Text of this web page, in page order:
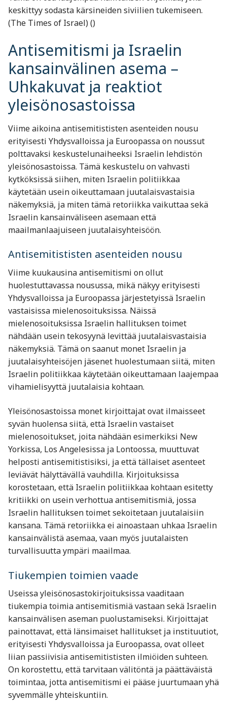
keskittyy sodasta kärsineiden siviilien tukemiseen.
(The Times of Israel) ()
Antisemitismi ja Israelin
kansainvälinen asema –
Uhkakuvat ja reaktiot
yleisönosastoissa
Viime aikoina antisemitististen asenteiden nousu
erityisesti Yhdysvalloissa ja Euroopassa on noussut
polttavaksi keskustelunaiheeksi Israelin lehdistön
yleisönosastoissa. Tämä keskustelu on vahvasti
kytköksissä siihen, miten Israelin politiikkaa
käytetään usein oikeuttamaan juutalaisvastaisia
näkemyksiä, ja miten tämä retoriikka vaikuttaa sekä
Israelin kansainväliseen asemaan että
maailmanlaajuiseen juutalaisyhteisöön.
Antisemitististen asenteiden nousu
Viime kuukausina antisemitismi on ollut
huolestuttavassa nousussa, mikä näkyy erityisesti
Yhdysvalloissa ja Euroopassa järjestetyissä Israelin
vastaisissa mielenosoituksissa. Näissä
mielenosoituksissa Israelin hallituksen toimet
nähdään usein tekosyynä levittää juutalaisvastaisia
näkemyksiä. Tämä on saanut monet Israelin ja
juutalaisyhteisöjen jäsenet huolestumaan siitä, miten
Israelin politiikkaa käytetään oikeuttamaan laajempaa
vihamielisyyttä juutalaisia kohtaan.
Yleisönosastoissa monet kirjoittajat ovat ilmaisseet
syvän huolensa siitä, että Israelin vastaiset
mielenosoitukset, joita nähdään esimerkiksi New
Yorkissa, Los Angelesissa ja Lontoossa, muuttuvat
helposti antisemitistisiksi, ja että tällaiset asenteet
leviävät hälyttävällä vauhdilla. Kirjoituksissa
korostetaan, että Israelin politiikkaa kohtaan esitetty
kritiikki on usein verhottua antisemitismiä, jossa
Israelin hallituksen toimet sekoitetaan juutalaisiin
kansana. Tämä retoriikka ei ainoastaan uhkaa Israelin
kansainvälistä asemaa, vaan myös juutalaisten
turvallisuutta ympäri maailmaa.
Tiukempien toimien vaade
Useissa yleisönosastokirjoituksissa vaaditaan
tiukempia toimia antisemitismiä vastaan sekä Israelin
kansainvälisen aseman puolustamiseksi. Kirjoittajat
painottavat, että länsimaiset hallitukset ja instituutiot,
erityisesti Yhdysvalloissa ja Euroopassa, ovat olleet
liian passiivisia antisemitististen ilmiöiden suhteen.
On korostettu, että tarvitaan välitöntä ja päättäväistä
toimintaa, jotta antisemitismi ei pääse juurtumaan yhä
syvemmälle yhteiskuntiin.